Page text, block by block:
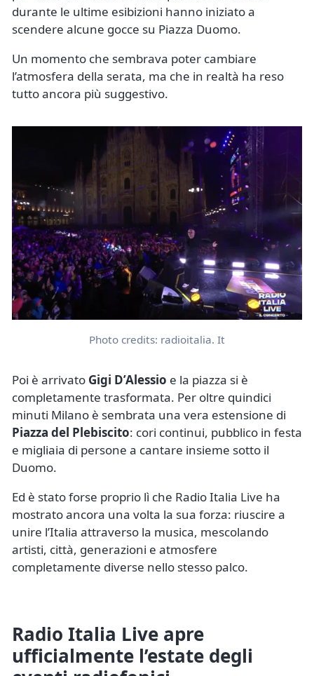
durante le ultime esibizioni hanno iniziato a
scendere alcune gocce su Piazza Duomo.
Un momento che sembrava poter cambiare
l’atmosfera della serata, ma che in realtà ha reso
tutto ancora più suggestivo.
Photo credits: radioitalia. It
Poi è arrivato Gigi D’Alessio e la piazza si è
completamente trasformata. Per oltre quindici
minuti Milano è sembrata una vera estensione di
Piazza del Plebiscito: cori continui, pubblico in festa
e migliaia di persone a cantare insieme sotto il
Duomo.
Ed è stato forse proprio lì che Radio Italia Live ha
mostrato ancora una volta la sua forza: riuscire a
unire l’Italia attraverso la musica, mescolando
artisti, città, generazioni e atmosfere
completamente diverse nello stesso palco.
Radio Italia Live apre
ufficialmente l’estate degli